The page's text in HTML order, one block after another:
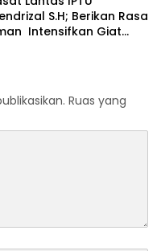
S.H; Berikan Rasa
Intensifkan Giat
Ruas yang